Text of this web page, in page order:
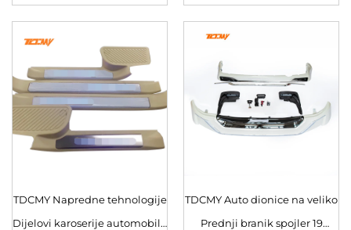
pogodan za prednji i stražnji
branik Mercedes Benz Vito
komplet karoserije za Benz
TDCMY Napredne tehnologije
Dijelovi karoserije automobila
TDCMY Auto dionice na veliko
Prednji branik spojler 19